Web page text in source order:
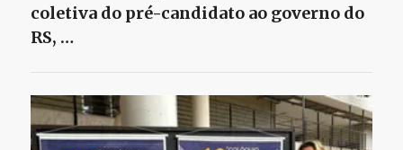
coletiva do pré-candidato ao governo do
RS, …